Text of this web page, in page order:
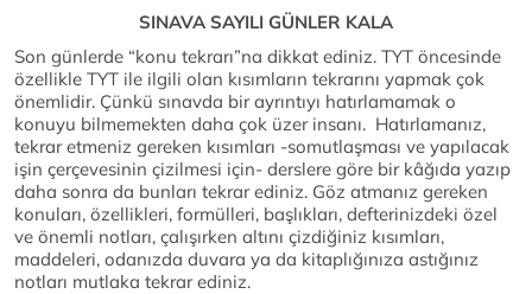
SINAVA SAYILI GÜNLER KALA
Son günlerde “konu tekrarı”na dikkat ediniz. TYT öncesinde
özellikle TYT ile ilgili olan kısımların tekrarını yapmak çok
önemlidir. Çünkü sınavda bir ayrıntıyı hatırlamamak o
konuyu bilmemekten daha çok üzer insanı. Hatırlamanız,
tekrar etmeniz gereken kısımları -somutlaşması ve yapılacak
işin çerçevesinin çizilmesi için- derslere göre bir kâğıda yazıp
daha sonra da bunları tekrar ediniz. Göz atmanız gereken
konuları, özellikleri, formülleri, başlıkları, defterinizdeki özel
ve önemli notları, çalışırken altını çizdiğiniz kısımları,
maddeleri, odanızda duvara ya da kitaplığınıza astığınız
notları mutlaka tekrar ediniz.